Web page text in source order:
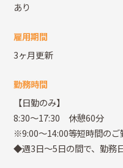
あり
雇用期間
3ヶ月更新
勤務時間
【日勤のみ】
8:30～17:30 休憩60分
※9:00～14:00等短時間のご
◆週3日～5日の間で、勤務